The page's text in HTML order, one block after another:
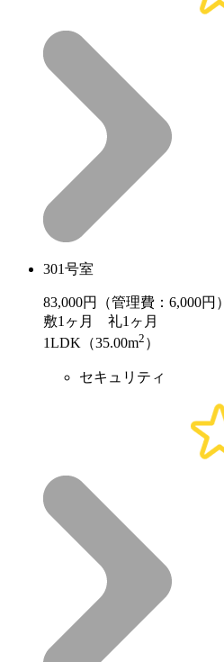
301号室
83,000円（管理費：6,000円）
敷1ヶ月 礼1ヶ月
1LDK（35.00m2 ）
セキュリティ